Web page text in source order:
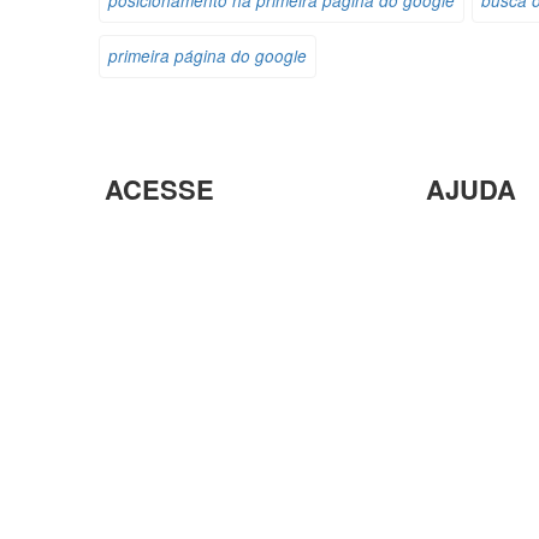
primeira página do google
ACESSE AJUDA